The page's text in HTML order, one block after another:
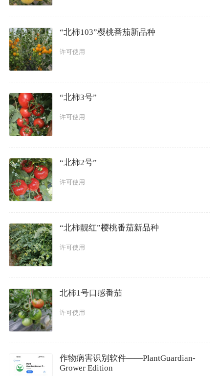
“北柿103”樱桃番茄新品种
许可使用
“北柿3号”
许可使用
“北柿2号”
许可使用
“北柿靓红”樱桃番茄新品种
许可使用
北柿1号口感番茄
许可使用
作物病害识别软件——PlantGuardian-
Grower Edition